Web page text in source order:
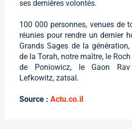
ses dernières volontés.
100 000 personnes, venues de
réunies pour rendre un dernier
Grands Sages de la
de la Torah, notre maître, le
de Poniowicz, le Gaon Rav
Lefkowitz, zatsal.
Source : Actu.co.il